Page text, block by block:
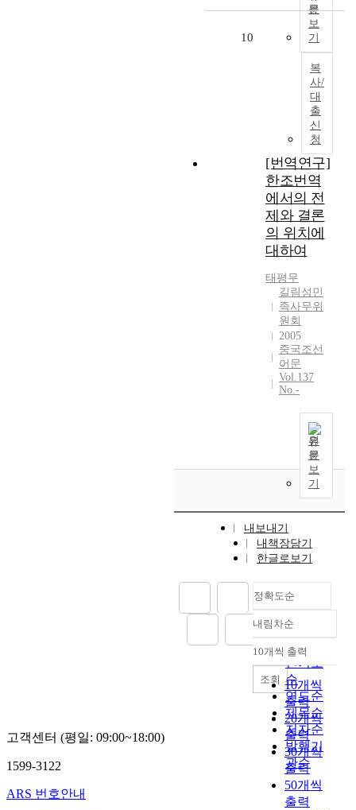
문
보
기
복
사/
대
출
신
청
10
[번역연구]
한조번역
에서의 전
제와 결론
의 위치에
대하여
태평무
길림성민
족사무위
원회
2005
중국조선
어문
Vol.137
No.-
원
문
보
기
내보내기
내책장담기
한글로보기
정확도순
정확도
순
인기도
순
연도순
제목순
저자순
발행기
관순
내림차순
내림차순
10개씩 출력
10개씩
출력
20개씩
출력
30개씩
출력
50개씩
출력
조회
고객센터 (평일: 09:00~18:00)
1599-3122
ARS 번호안내